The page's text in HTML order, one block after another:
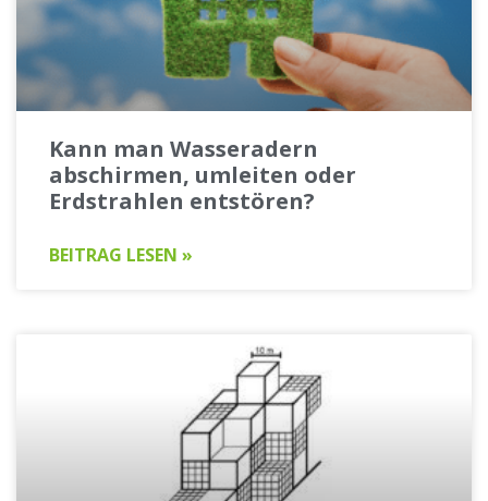
Kann man Wasseradern
abschirmen, umleiten oder
Erdstrahlen entstören?
BEITRAG LESEN »